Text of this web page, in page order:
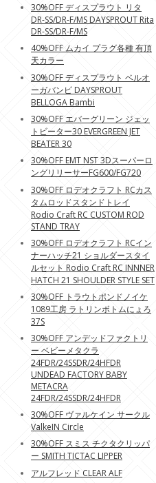
30%OFF ディスプラウト リタ
DR-SS/DR-F/MS DAYSPROUT Rita
DR-SS/DR-F/MS
40%OFF ムカイ プラグ各種 有頂
天カラー
30%OFF ディスプラウト ベルオ
ーガバンピ DAYSPROUT
BELLOGA Bambi
30%OFF エバーグリーン ジェッ
トビーター30 EVERGREEN JET
BEATER 30
30%OFF EMT NST 3Dスーパーロ
ングリリーサーFG600/FG720
30%OFF ロデオクラフト RCカス
タムロッドスタンドトレイ
Rodio Craft RC CUSTOM ROD
STAND TRAY
30%OFF ロデオクラフト RCイン
ナーハッチ21 ショルダースタイ
ルセット Rodio Craft RC INNNER
HATCH 21 SHOULDER STYLE SET
30%OFF トラウトポンドノイケ
1089工房 ラトリンボトムにょろ
37S
30%OFF アンデッドファクトリ
ー ベビーメタクラ
24FDR/24SSDR/24HFDR
UNDEAD FACTORY BABY
METACRA
24FDR/24SSDR/24HFDR
30%OFF ヴァルケイン サークル
ValkeIN Circle
30%OFF スミス チクタクリッパ
ー SMITH TICTAC LIPPER
アルフレッド CLEAR ALF